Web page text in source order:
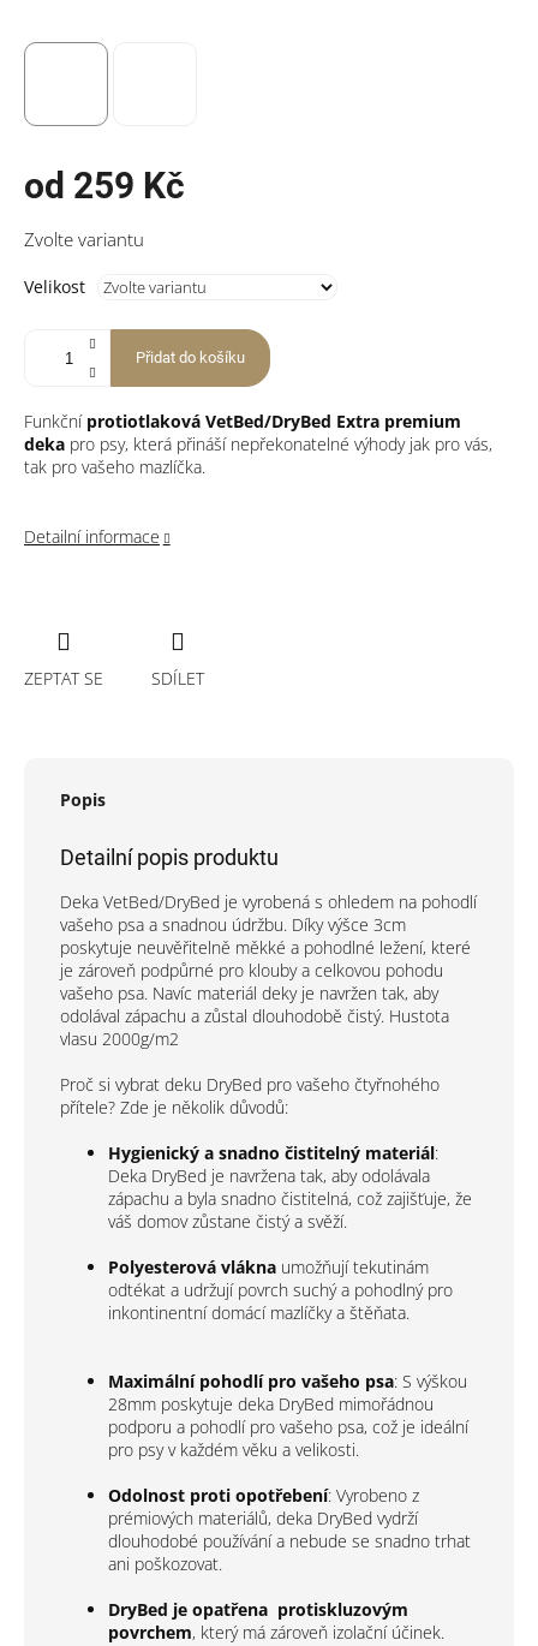
od 259 Kč
cena:
Zvolte variantu
Velikost
Přidat do košíku
Funkční protiotlaková VetBed/DryBed Extra premium
deka pro psy, která přináší nepřekonatelné výhody jak pro vás,
tak pro vašeho mazlíčka.
Detailní informace
ZEPTAT SE SDÍLET
Popis
Detailní popis produktu
Deka VetBed/DryBed je vyrobená s ohledem na pohodlí
vašeho psa a snadnou údržbu. Díky výšce 3cm
poskytuje neuvěřitelně měkké a pohodlné ležení, které
je zároveň podpůrné pro klouby a celkovou pohodu
vašeho psa. Navíc materiál deky je navržen tak, aby
odolával zápachu a zůstal dlouhodobě čistý. Hustota
vlasu 2000g/m2
Proč si vybrat deku DryBed pro vašeho čtyřnohého
přítele? Zde je několik důvodů:
Hygienický a snadno čistitelný materiál:
Deka DryBed je navržena tak, aby odolávala
zápachu a byla snadno čistitelná, což zajišťuje, že
váš domov zůstane čistý a svěží.
Polyesterová vlákna umožňují tekutinám
odtékat a udržují povrch suchý a pohodlný pro
inkontinentní domácí mazlíčky a štěňata.
Maximální pohodlí pro vašeho psa: S výškou
28mm poskytuje deka DryBed mimořádnou
podporu a pohodlí pro vašeho psa, což je ideální
pro psy v každém věku a velikosti.
Odolnost proti opotřebení: Vyrobeno z
prémiových materiálů, deka DryBed vydrží
dlouhodobé používání a nebude se snadno trhat
ani poškozovat.
DryBed je opatřena protiskluzovým
povrchem, který má zároveň izolační účinek.